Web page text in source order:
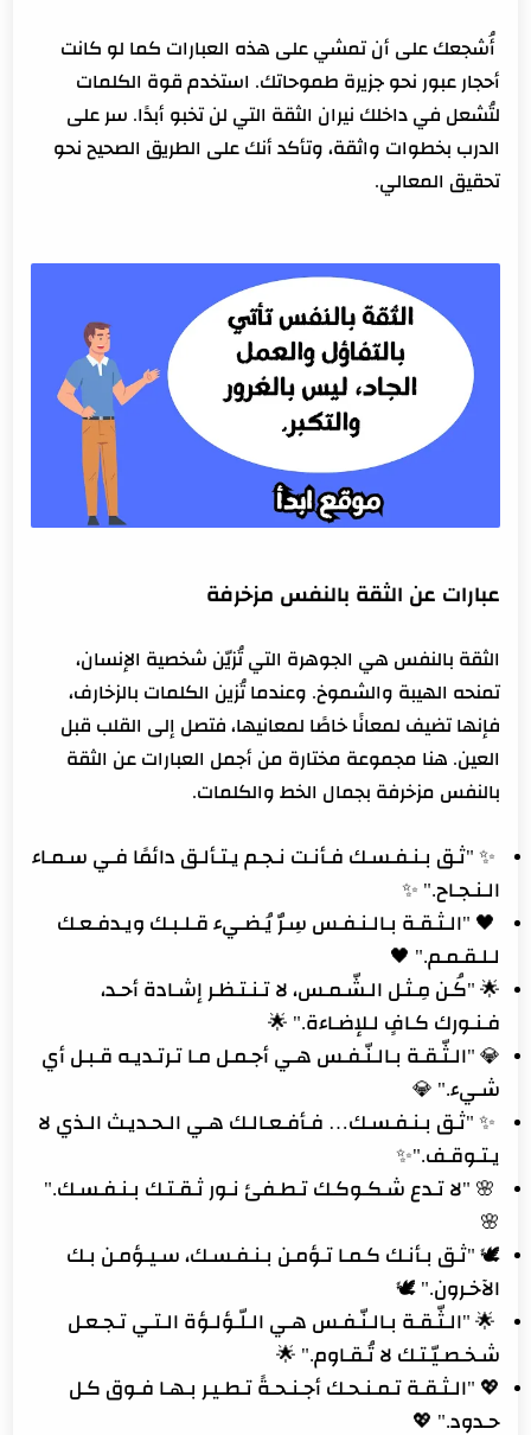
أُشجعك على أن تمشي على هذه العبارات كما لو كانت
أحجار عبور نحو جزيرة طموحاتك. استخدم قوة الكلمات
لتُشعل في داخلك نيران الثقة التي لن تخبو أبدًا. سر على
الدرب بخطوات واثقة، وتأكد أنك على الطريق الصحيح نحو
تحقيق المعالي.
عبارات عن الثقة بالنفس مزخرفة
الثقة بالنفس هي الجوهرة التي تُزيّن شخصية الإنسان،
تمنحه الهيبة والشموخ. وعندما تُزين الكلمات بالزخارف،
فإنها تضيف لمعانًا خاصًا لمعانيها، فتصل إلى القلب قبل
العين. هنا مجموعة مختارة من أجمل العبارات عن الثقة
بالنفس مزخرفة بجمال الخط والكلمات.
✨ "‏ثـق بـنـفـسـك فـأنـت نـجـم يـتـألـق دائمًا فـي سـمـاء
الـنـجـاح." ✨
🖤 "الـثـقـة بـالـنـفـس سِـرٌ يُـضـيء قـلـبـك ويـدفـعـك
لـلـقـمـم." 🖤
🌟 "كُـن مِـثـل الـشّـمـس، لا تـنـتـظـر إشـادة أحـد،
فـنـورك كـافٍ لـلإضـاءة." 🌟
💎 "الـثّـقـة بـالـنّـفـس هـي أجـمـل مـا تـرتـديـه قـبـل أي
شـيء." 💎
✨ "ثـق بـنـفـسـك… فـأفـعـالـك هـي الـحـديـث الـذي لا
يـتـوقـف."✨
🌸 "لا تـدع شـكـوكـك تـطـفئ نـور ثـقـتـك بـنـفـسـك."
🌸
🕊 "ثـق بـأنـك كـمـا تـؤمـن بـنـفـسـك، سـيـؤمـن بـك
الآخـرون." 🕊
🌟 "الـثّـقـة بـالـنّـفـس هـي الـلّـؤلـؤة الـتـي تـجـعـل
شـخـصـيّـتـك لا تُـقـاوم." 🌟
💖 "الـثـقـة تـمـنـحـك أجـنـحـةً تـطـيـر بـهـا فـوق كـل
حـدود." 💖